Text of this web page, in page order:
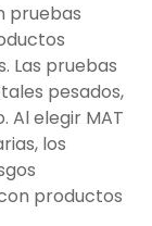
pruebas
Las pruebas
pesados,
Al elegir MAT
los
productos